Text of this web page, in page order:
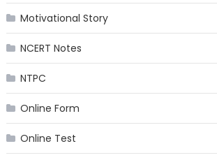
Motivational Story
NCERT Notes
NTPC
Online Form
Online Test